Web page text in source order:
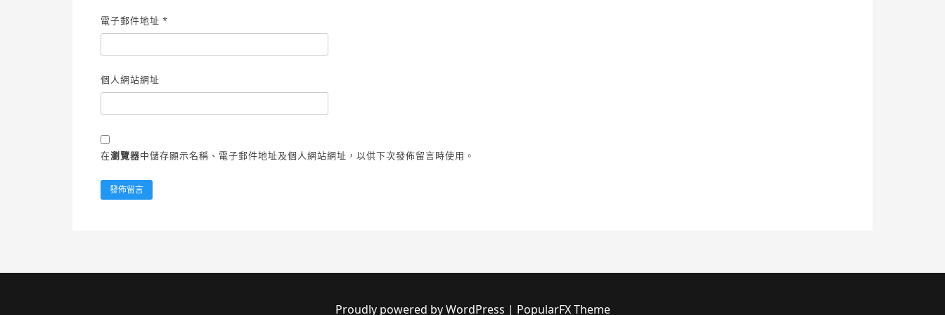
電子郵件地址*
個人網站網址
在瀏覽器中儲存顯示名稱、電子郵件地址及個人網站網址，以供下次發佈留言時使用。
Proudly powered by WordPress | PopularFX Theme